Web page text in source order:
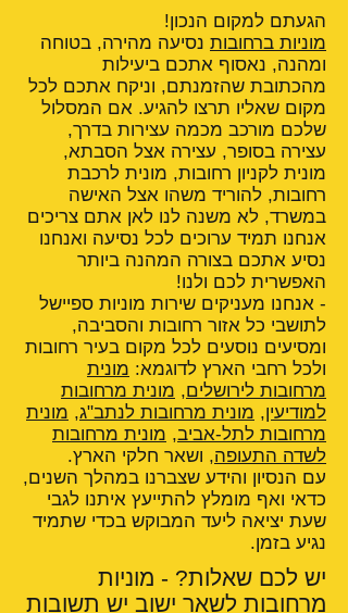
הגעתם למקום הנכון!
מוניות ברחובות נסיעה מהירה, בטוחה
ומהנה, נאסוף אתכם ביעילות
מהכתובת שהזמנתם, וניקח אתכם לכל
מקום שאליו תרצו להגיע. אם המסלול
שלכם מורכב מכמה עצירות בדרך,
עצירה בסופר, עצירה אצל הסבתא,
מונית לקניון רחובות, מונית לרכבת
רחובות, להוריד משהו אצל האישה
במשרד, לא משנה לנו לאן אתם צריכים
אנחנו תמיד ערוכים לכל נסיעה ואנחנו
נסיע אתכם בצורה המהנה ביותר
האפשרית לכם ולנו!
- אנחנו מעניקים שירות מוניות ספיישל
לתושבי כל אזור רחובות והסביבה,
ומסיעים נוסעים לכל מקום בעיר רחובות
ולכל רחבי הארץ לדוגמא: מונית
מרחובות לירושלים, מונית מרחובות
למודיעין, מונית מרחובות לנתב"ג, מונית
מרחובות לתל-אביב, מונית מרחובות
לשדה התעופה, ושאר חלקי הארץ.
עם הנסיון והידע שצברנו במהלך השנים,
כדאי ואף מומלץ להתייעץ איתנו לגבי
שעת יציאה ליעד המבוקש בכדי שתמיד
נגיע בזמן.
יש לכם שאלות? - מוניות
מרחובות לשאר ישוב יש תשובות